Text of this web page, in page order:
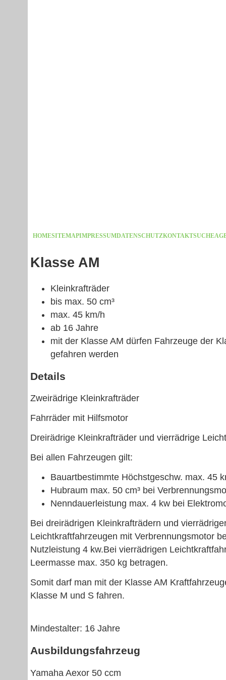
HOMESITEMAPIMPRESSUMDATENSCHUTZKONTAKTSUCHE
Klasse AM
Kleinkrafträder
bis max. 50 cm³
max. 45 km/h
ab 16 Jahre
mit der Klasse AM dürfen Fahrzeuge der
gefahren werden
Details
Zweirädrige Kleinkrafträder
Fahrräder mit Hilfsmotor
Dreirädrige Kleinkrafträder und vierrädrige
Bei allen Fahrzeugen gilt:
Bauartbestimmte Höchstgeschw. max. 45
Hubraum max. 50 cm³ bei
Nenndauerleistung max. 4 kw bei
Bei dreirädrigen Kleinkrafträdern und
Leichtkraftfahrzeugen mit Verbrennungsmotor
Nutzleistung 4 kw.Bei vierrädrigen
Leermasse max. 350 kg betragen.
Somit darf man mit der Klasse AM
Klasse M und S fahren.
Mindestalter: 16 Jahre
Ausbildungsfahrzeug
Yamaha Aexor 50 ccm